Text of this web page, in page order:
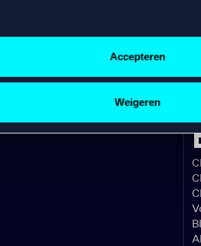
inzichten in het publiek
Accepteren
Weigeren